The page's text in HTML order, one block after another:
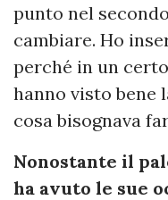
punto nel
cambiare. Ho
perché in un
hanno visto bene
cosa bisognava
Nonostante il
ha avuto le sue